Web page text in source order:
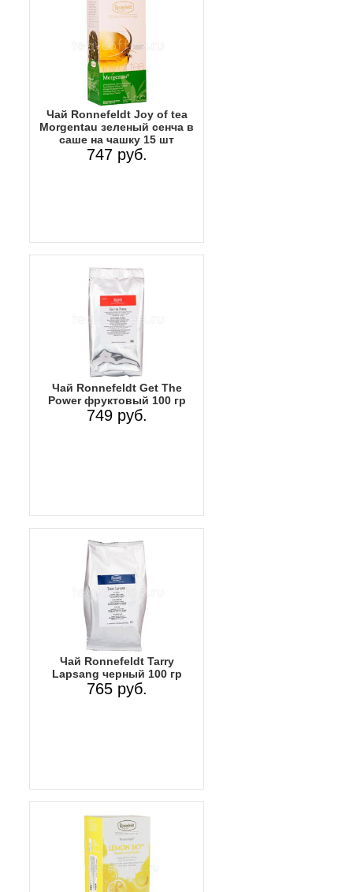
Чай Ronnefeldt Joy of tea
Morgentau зеленый сенча в
саше на чашку 15 шт
747 руб.
Чай Ronnefeldt Get The
Power фруктовый 100 гр
749 руб.
Чай Ronnefeldt Tarry
Lapsang черный 100 гр
765 руб.